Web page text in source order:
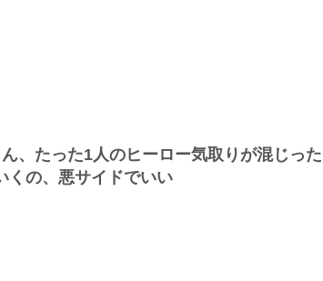
、たった1人のヒーロー気取りが混じった
くの、悪サイドでいい